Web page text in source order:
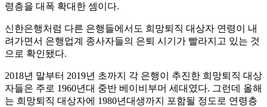
령층을 대폭 확대한 셈이다.
신한은행처럼 다른 은행들에서도 희망퇴직 대상자 연령이 내
려가면서 은행업계 종사자들의 은퇴 시기가 빨라지고 있는 것
으로 확인됐다.
2018년 말부터 2019년 초까지 각 은행이 추진한 희망퇴직 대상
자들은 주로 1960년대 중반 베이비부머 세대였다. 그런데 올해
는 희망퇴직 대상자에 1980년대생까지 포함될 정도로 연령층